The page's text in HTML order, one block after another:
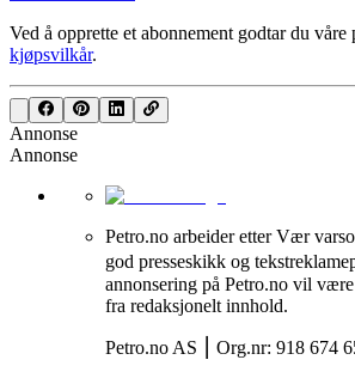
Ved å opprette et abonnement godtar du våre
kjøpsvilkår.
Annonse
Annonse
Petro.no arbeider etter Vær
god presseskikk og
annonsering på Petro.no vil
fra redaksjonelt innhold.
Petro.no AS ⎮ Org.nr: 918 674